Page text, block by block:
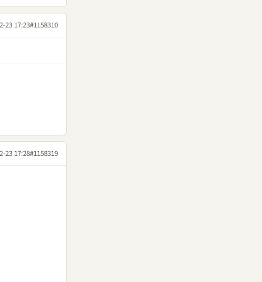
23 17:23#1158310
23 17:28#1158319